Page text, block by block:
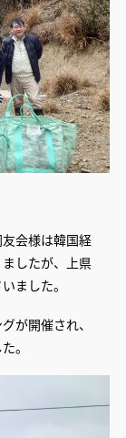
会様は韓国経
したが、上県
ました。
が開催され、
。